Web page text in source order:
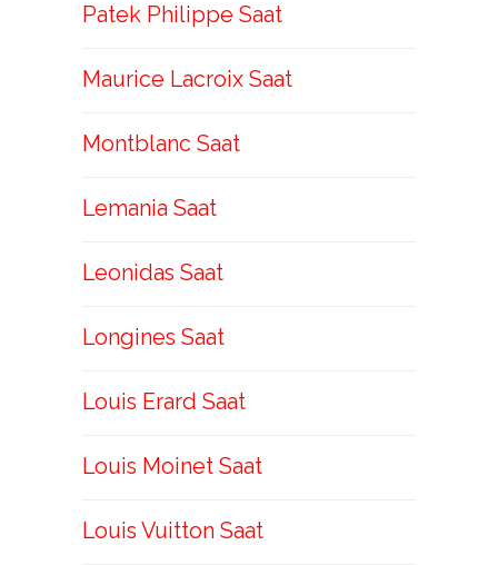
Patek Philippe Saat
Maurice Lacroix Saat
Montblanc Saat
Lemania Saat
Leonidas Saat
Longines Saat
Louis Erard Saat
Louis Moinet Saat
Louis Vuitton Saat